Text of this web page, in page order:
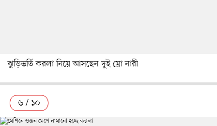
ঝুড়িভর্তি করলা নিয়ে আসছেন দুই ম্রো নারী
৬ / ১০